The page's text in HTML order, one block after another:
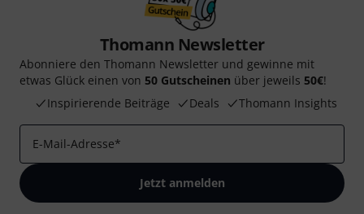
Thomann Newsletter
Abonniere den Thomann Newsletter und gewinne mit
etwas Glück einen von 50 Gutscheinen über jeweils 50€!
Inspirierende Beiträge
Deals Thomann Insights
E-Mail-Adresse*
Jetzt anmelden